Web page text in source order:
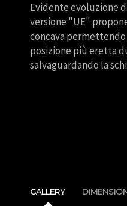
Evidente evoluzione
versione "UE"
concava
posizione più eretta
salvaguardando la
GALLERY